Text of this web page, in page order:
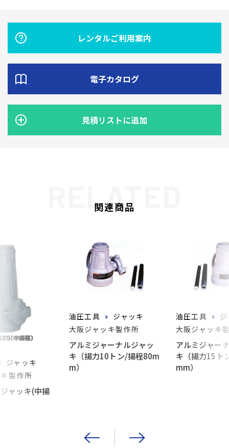
レンタルご利用案内
電子カタログ
見積リストに追加
関連商品
ジャッキ
製作所
ャッキ(中揚
油圧工具
ジャッキ
大阪ジャッキ製作所
アルミジャーナルジャッ
キ（揚力10トン/揚程80m
m）
油圧工具
大阪ジャッキ
アルミジャー
キ（揚力15ト
mm）